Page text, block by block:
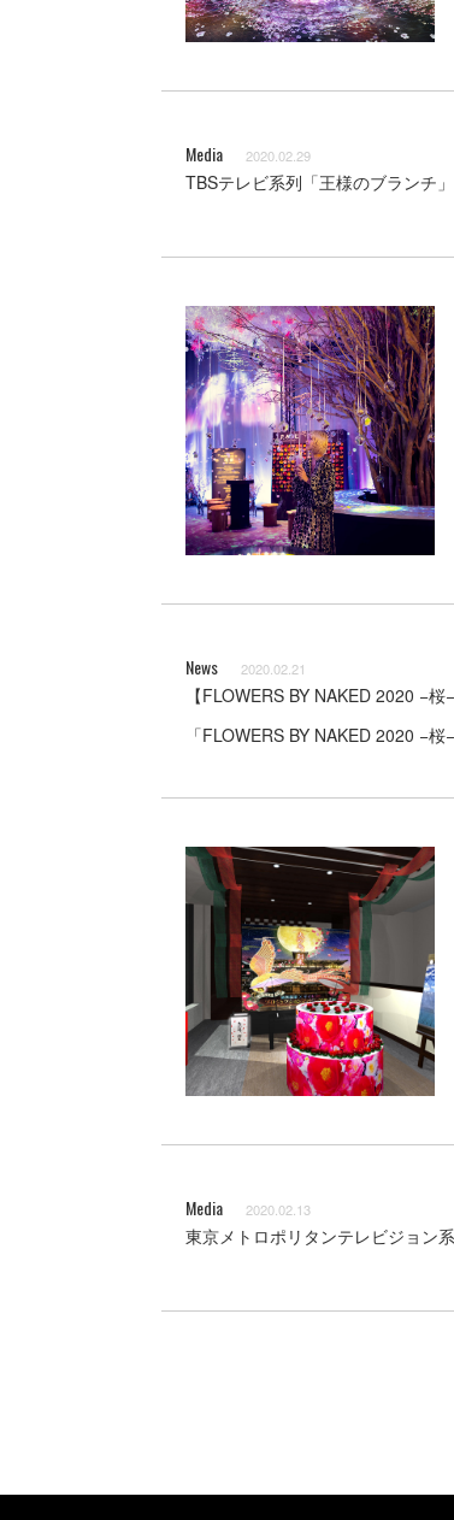
Media 2020.02.29
TBSテレビ系列「王様のブランチ
News 2020.02.21
【FLOWERS BY NAKED 2020 −
「FLOWERS BY NAKED 2020 −
Media 2020.02.13
東京メトロポリタンテレビジョン